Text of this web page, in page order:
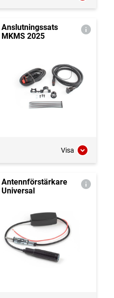
Anslutningssats
MKMS 2025
Visa
Antennförstärkare
Universal